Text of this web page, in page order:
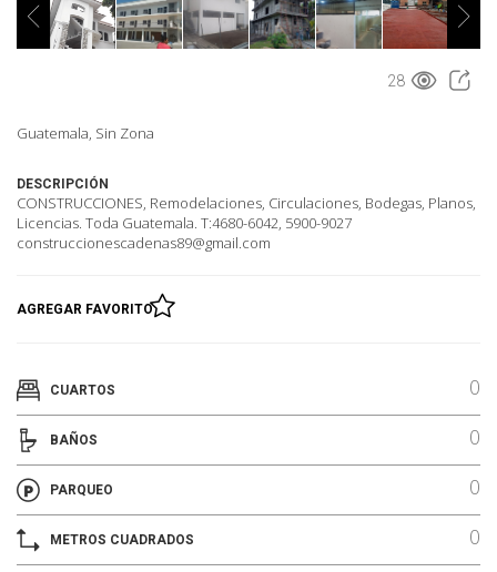
28
Guatemala, Sin Zona
DESCRIPCIÓN
CONSTRUCCIONES, Remodelaciones, Circulaciones, Bodegas, Planos,
Licencias. Toda Guatemala. T:4680-6042, 5900-9027
construccionescadenas89@gmail.com
AGREGAR FAVORITO
CUARTOS 0
BAÑOS 0
PARQUEO 0
METROS CUADRADOS 0